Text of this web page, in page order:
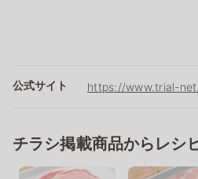
公式サイト https://www.trial-
チラシ掲載商品からレシ